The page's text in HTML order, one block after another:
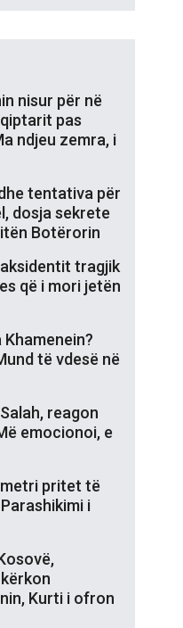
nisur për në
pas
ndjeu zemra, i
tentativa për
dosja sekrete
Botërorin
tragjik
që i mori jetën
të vdesë në
reagon
emocionoi, e
pritet të
i
Kurti i ofron